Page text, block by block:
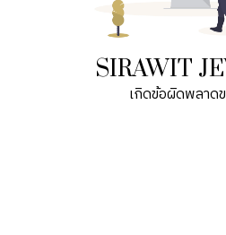
SIRAWIT
เกิดข้อผิดพลาด